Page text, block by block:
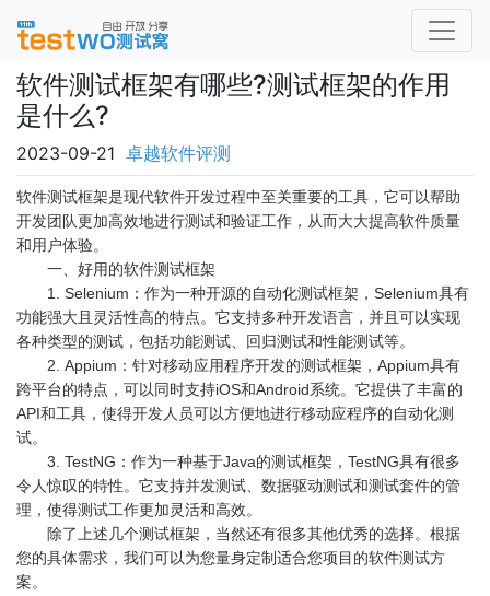
软件测试框架有哪些?测试框架的作用
是什么?
2023-09-21 卓越软件评测
软件测试框架是现代软件开发过程中至关重要的工具，它可以帮助
开发团队更加高效地进行测试和验证工作，从而大大提高软件质量
和用户体验。
一、好用的软件测试框架
1. Selenium：作为一种开源的自动化测试框架，Selenium具有
功能强大且灵活性高的特点。它支持多种开发语言，并且可以实现
各种类型的测试，包括功能测试、回归测试和性能测试等。
2. Appium：针对移动应用程序开发的测试框架，Appium具有
跨平台的特点，可以同时支持iOS和Android系统。它提供了丰富的
API和工具，使得开发人员可以方便地进行移动应程序的自动化测
试。
3. TestNG：作为一种基于Java的测试框架，TestNG具有很多
令人惊叹的特性。它支持并发测试、数据驱动测试和测试套件的管
理，使得测试工作更加灵活和高效。
除了上述几个测试框架，当然还有很多其他优秀的选择。根据
您的具体需求，我们可以为您量身定制适合您项目的软件测试方
案。